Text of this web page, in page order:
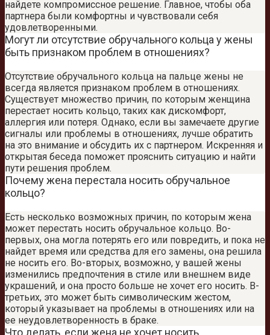
найдете компромиссное решение. Главное, чтобы оба
партнера были комфортны и чувствовали себя
удовлетворенными.
Могут ли отсутствие обручального кольца у жены
быть признаком проблем в отношениях?
Отсутствие обручального кольца на пальце жены не
всегда является признаком проблем в отношениях.
Существует множество причин, по которым женщина
перестает носить кольцо, таких как дискомфорт,
аллергия или потеря. Однако, если вы замечаете другие
сигналы или проблемы в отношениях, лучше обратить
на это внимание и обсудить их с партнером. Искренняя и
открытая беседа поможет прояснить ситуацию и найти
пути решения проблем.
Почему жена перестала носить обручальное
кольцо?
Есть несколько возможных причин, по которым жена
может перестать носить обручальное кольцо. Во-
первых, она могла потерять его или повредить, и пока не
найдет время или средства для его замены, она решила
не носить его. Во-вторых, возможно, у вашей жены
изменились предпочтения в стиле или внешнем виде
украшений, и она просто больше не хочет его носить. В-
третьих, это может быть символическим жестом,
который указывает на проблемы в отношениях или на
ее неудовлетворенность в браке.
Что делать, если жена не хочет носить